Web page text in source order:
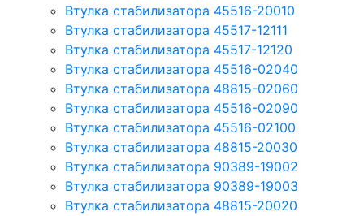
Втулка стабилизатора 45516-20010
Втулка стабилизатора 45517-12111
Втулка стабилизатора 45517-12120
Втулка стабилизатора 45516-02040
Втулка стабилизатора 48815-02060
Втулка стабилизатора 45516-02090
Втулка стабилизатора 45516-02100
Втулка стабилизатора 48815-20030
Втулка стабилизатора 90389-19002
Втулка стабилизатора 90389-19003
Втулка стабилизатора 48815-20020